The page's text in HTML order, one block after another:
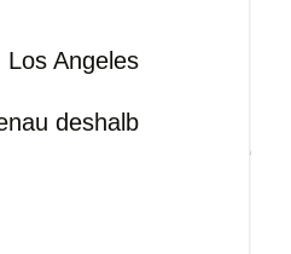
Angeles
deshalb